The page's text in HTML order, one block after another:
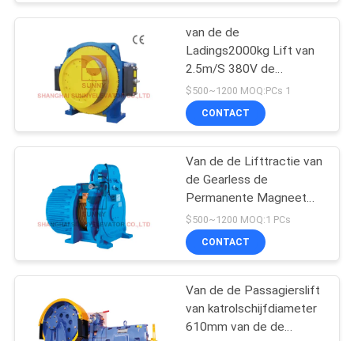
van de de
Ladings2000kg Lift van
2.5m/S 380V de
Tractiemachine voor
Feight-Liftgebruik
$500~1200 MOQ:PCs 1
CONTACT
Van de de Lifttractie van
de Gearless de
Permanente Magneet
Machine 4000kg 3.0m/S
$500~1200 MOQ:1 PCs
CONTACT
Van de de Passagierslift
van katrolschijfdiameter
610mm van de de